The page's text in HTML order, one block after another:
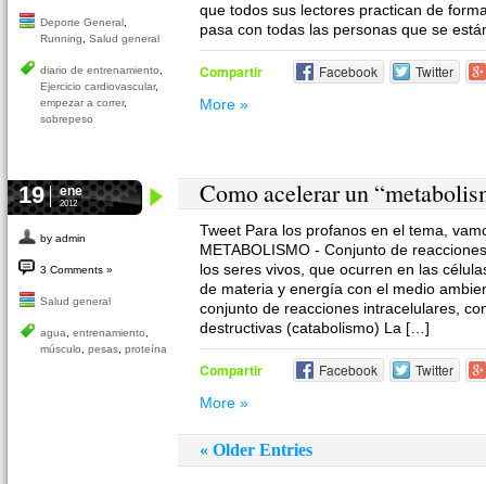
Deporte General
Running
Salud general
diario de entrenamiento
Ejercicio cardiovascular,
empezar a correr,
sobrepeso
que todos sus lectores practican de
pasa con todas las personas que se
Compartir Facebook Twitter
More »
19 ene
2012
by admin
3 Comments »
Salud general
agua entrenamiento
músculo
pesas proteína
Como acelerar un
Tweet Para los profanos en el tema,
METABOLISMO - Conjunto de
los seres vivos, que ocurren en las
de materia y energía con el medio
conjunto de reacciones intracelulares,
destructivas (catabolismo) La […]
Compartir Facebook Twitter
More »
« Older Entries